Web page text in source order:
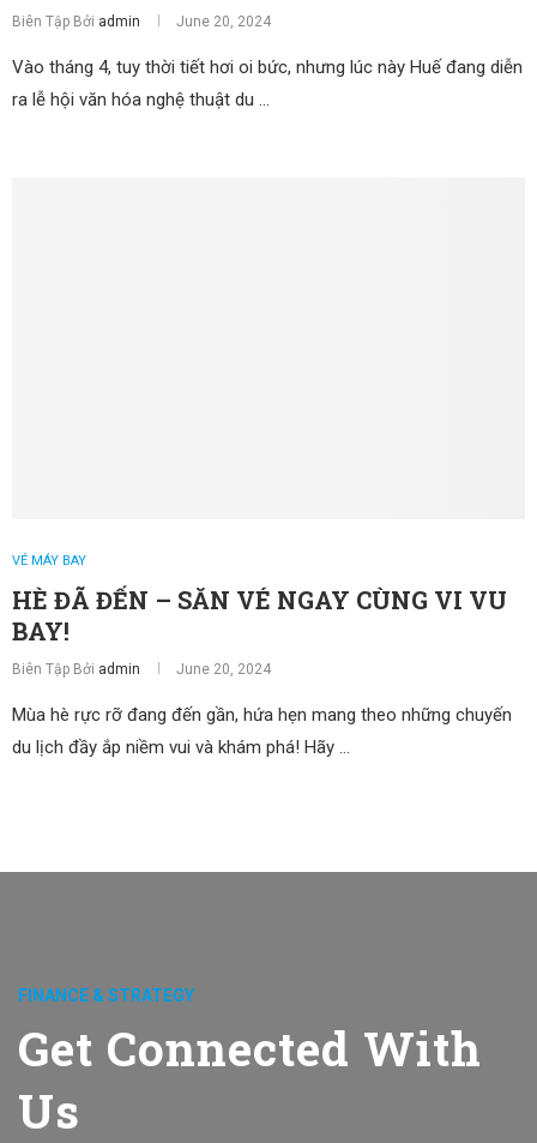
Biên Tập Bởi admin June 20, 2024
Vào tháng 4, tuy thời tiết hơi oi bức, nhưng lúc này Huế đang diễn
ra lễ hội văn hóa nghệ thuật du …
VÉ MÁY BAY
HÈ ĐÃ ĐẾN – SĂN VÉ NGAY CÙNG VI VU
BAY!
Biên Tập Bởi admin June 20, 2024
Mùa hè rực rỡ đang đến gần, hứa hẹn mang theo những chuyến
du lịch đầy ắp niềm vui và khám phá! Hãy …
FINANCE & STRATEGY
Get Connected With
Us